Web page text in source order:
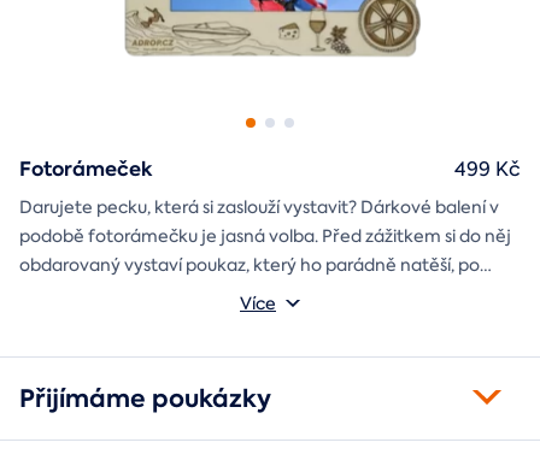
Fotorámeček
Darujete pecku, která si zaslouží vystavit? Dárkové balení v
podobě fotorámečku je jasná volba. Před zážitkem si do něj
obdarovaný vystaví poukaz, který ho parádně natěší, po
absolvování do rámečku poputuje fotka ze zážitku, která při
Můžete vybrat z motivů balónový, tunelový a univerzální
Více
499 Kč
Přijímáme poukázky